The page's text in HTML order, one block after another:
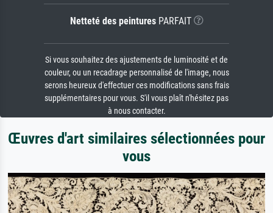
Netteté des peinturesPARFAIT
Si vous souhaitez des ajustements de luminosité et de
couleur, ou un recadrage personnalisé de l'image, nous
serons heureux d'effectuer ces modifications sans frais
supplémentaires pour vous. S'il vous plaît n'hésitez pas
à nous contacter.
Œuvres d'art similaires sélectionnées pour
vous